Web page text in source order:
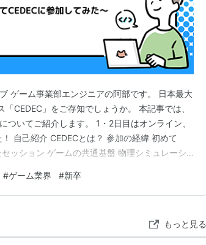
ゲーム事業部エンジニアの阿部です。 日本最大
CEDEC」をご存知でしょうか。 本記事では、
ついてご紹介します。 1・2日目はオンライン、
自己紹介 CEDECとは？ 参加の経緯 初めて
ッション ゲームの共通基盤 物理シミュレーシ
現在は入社後の研修を経て現場に入り、自社
#ゲーム業界 #新卒
もっと見る